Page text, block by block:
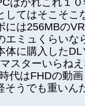
はかれこれ１
してはそこそこ
には256MBの
エミュくらいな
体に購入した
スターいらね
代はFHDの動
そうでも重いん